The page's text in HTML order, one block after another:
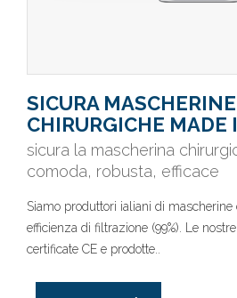
SICURA MASCHERINE
CHIRURGICHE MADE
sicura la mascherina
comoda, robusta, efficace
Siamo produttori ialiani di
efficienza di filtrazione (99%). Le
certificate CE e prodotte..